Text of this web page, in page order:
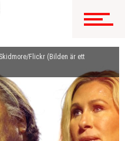
Flickr (Bilden är ett